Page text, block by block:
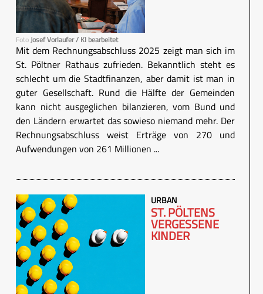
FotoJosef Vorlaufer / KI bearbeitet
Mit dem Rechnungsabschluss 2025 zeigt man sich im
St. Pöltner Rathaus zufrieden. Bekanntlich steht es
schlecht um die Stadtfinanzen, aber damit ist man in
guter Gesellschaft. Rund die Hälfte der Gemeinden
kann nicht ausgeglichen bilanzieren, vom Bund und
den Ländern erwartet das sowieso niemand mehr. Der
Rechnungsabschluss weist Erträge von 270 und
Aufwendungen von 261 Millionen ...
URBAN
ST. PÖLTENS
VERGESSENE
KINDER